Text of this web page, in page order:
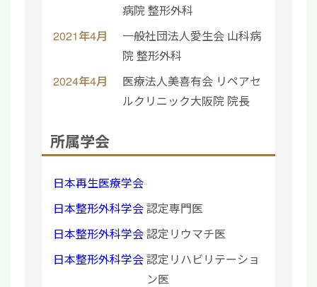
病院 整形外科
2021年4月
一般社団法人愛生会 山科病
院 整形外科
2024年4月
医療法人美喜有会 リペアセ
ルクリニック大阪院 院長
所属学会
日本再生医療学会
日本整形外科学会認定専門医
日本整形外科学会認定リウマチ医
日本整形外科学会認定リハビリテーショ
ン医